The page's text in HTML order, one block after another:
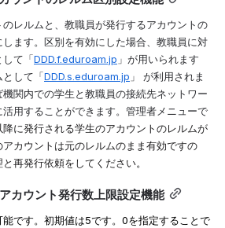
レルムと、教職員が発行するアカウントの
ます。区別を有効にした場合、教職員に対
して「DDD.f.eduroam.jp 」が用いられます
して「DDD.s.eduroam.jp 」 が利用されま
関内での学生と教職員の接続先ネットワー
用することができます。管理者メニューで
降に発行される学生のアカウントのレルムが
アカウントは元のレルムのまま有効ですの
再発行依頼をしてください。
カウント発行数上限設定機能
です。初期値は5です。0を指定することで